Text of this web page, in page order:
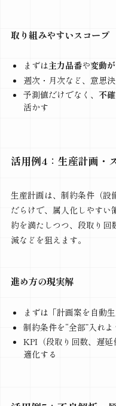
取り組みやすいスコープ
まずは主力品番や変動
週次・月次など、意思
予測値だけでなく、 不
活かす
活用例4：生産計画・
生産計画は、制約条件（設
だらけで、属人化しやす
約を満たしつつ、段取り回
減などを狙えます。
進め方の現実解
まずは「計画案を自動
制約条件を“全部”入れ
KPI（段取り回数、遅
適化する